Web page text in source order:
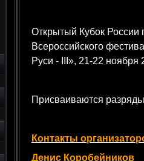
Открытый Кубок России
Всероссийского
Руси - III», 21-22 ноября
Присваиваются
Контакты
Денис Коробейников